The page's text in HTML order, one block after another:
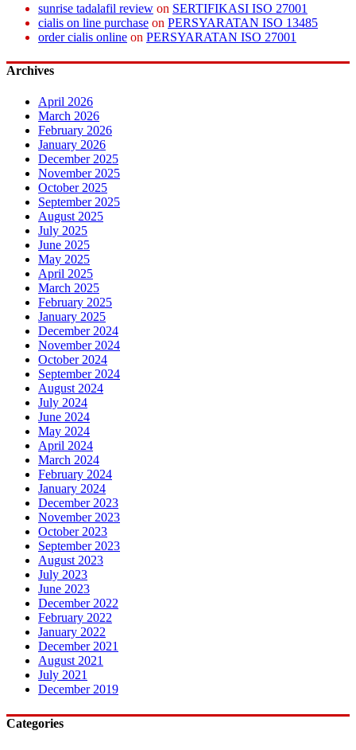
sunrise tadalafil review on SERTIFIKASI ISO 27001
cialis on line purchase on PERSYARATAN ISO 13485
order cialis online on PERSYARATAN ISO 27001
Archives
April 2026
March 2026
February 2026
January 2026
December 2025
November 2025
October 2025
September 2025
August 2025
July 2025
June 2025
May 2025
April 2025
March 2025
February 2025
January 2025
December 2024
November 2024
October 2024
September 2024
August 2024
July 2024
June 2024
May 2024
April 2024
March 2024
February 2024
January 2024
December 2023
November 2023
October 2023
September 2023
August 2023
July 2023
June 2023
December 2022
February 2022
January 2022
December 2021
August 2021
July 2021
December 2019
Categories